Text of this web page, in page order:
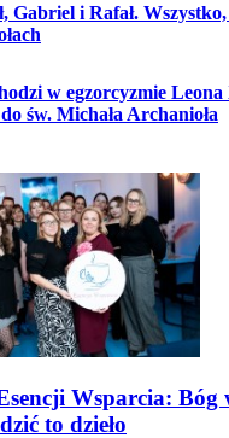
Gabriel i Rafał.
w egzorcyzmie
św. Michała Archanioła
Wsparcia: Bóg
to dzieło